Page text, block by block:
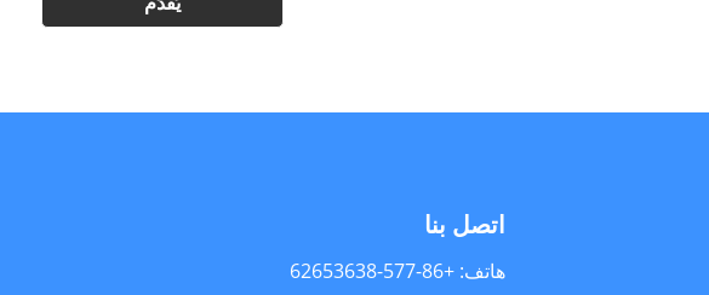
اتصل بنا
هاتف: +86-577-62653638